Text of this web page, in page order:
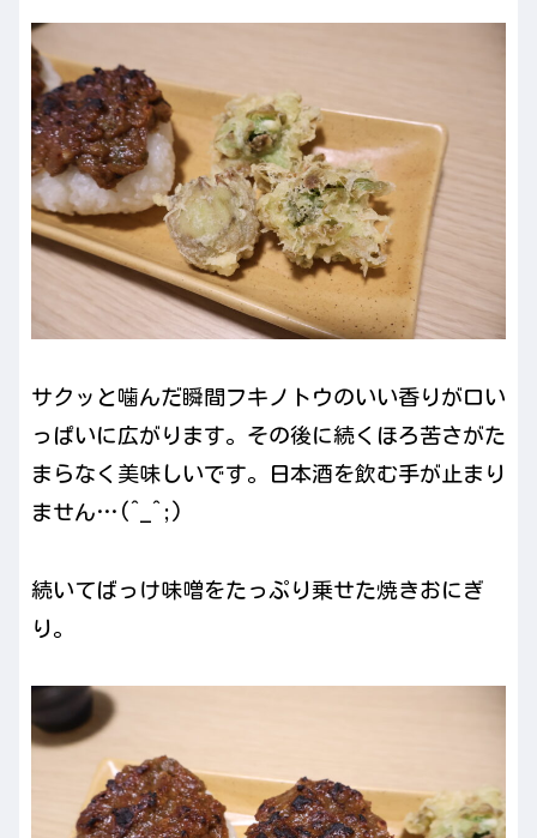
サクッと噛んだ瞬間フキノトウのいい香りが口い
っぱいに広がります。その後に続くほろ苦さがた
まらなく美味しいです。日本酒を飲む手が止まり
ません…(^_^;)
続いてばっけ味噌をたっぷり乗せた焼きおにぎ
り。